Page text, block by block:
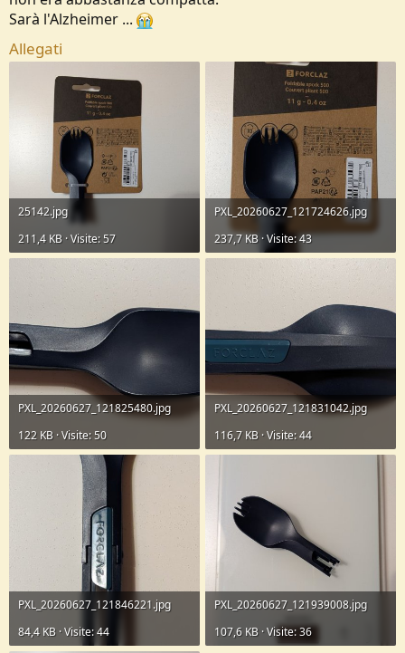
Sarà l'Alzheimer ...
Allegati
25142.jpg
211,4 KB · Visite: 57
PXL_20260627_121724626.jpg
237,7 KB · Visite: 43
PXL_20260627_121825480.jpg
122 KB · Visite: 50
PXL_20260627_121831042.jpg
116,7 KB · Visite: 44
PXL_20260627_121846221.jpg
84,4 KB · Visite: 44
PXL_20260627_121939008.jpg
107,6 KB · Visite: 36